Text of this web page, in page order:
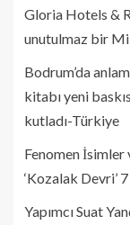
Gloria Hotels &
unutulmaz bir
Bodrum’da
kitabı yeni
kutladı-Türkiye
Fenomen İsimler
‘Kozalak Devri’
Yapımcı Suat